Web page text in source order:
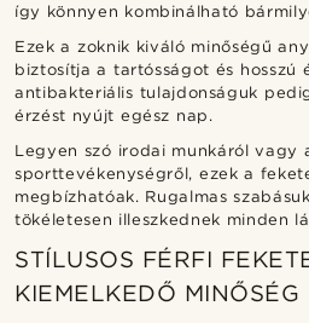
így könnyen kombinálható
Ezek a zoknik kiváló minőségű
biztosítja a tartósságot és hosszú
antibakteriális tulajdonságuk
érzést nyújt egész nap.
Legyen szó irodai munkáról vagy
sporttevékenységről, ezek a
megbízhatóak. Rugalmas
tökéletesen illeszkednek minden
STÍLUSOS FÉRFI
KIEMELKEDŐ MINŐSÉG